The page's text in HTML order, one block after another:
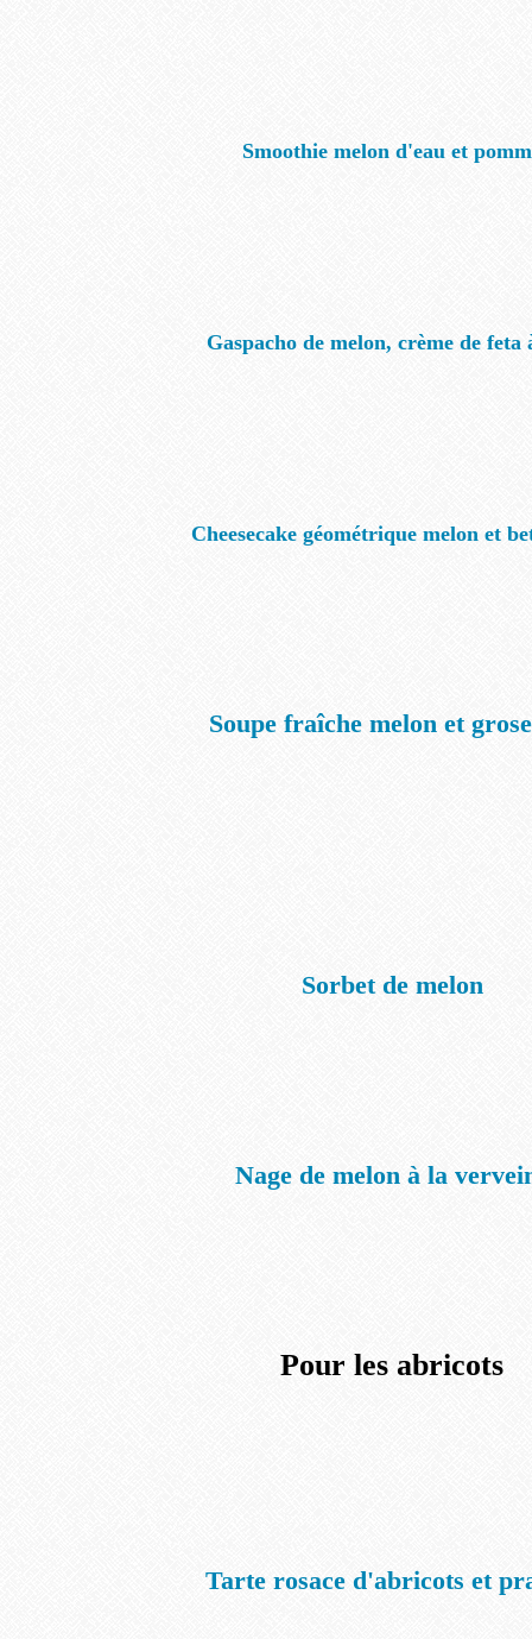
Smoothie melon d'eau et
Gaspacho de melon, crème de feta
Cheesecake géométrique melon et
Soupe fraîche melon et
Sorbet de melon
Nage de melon à la
Pour les abricots
Tarte rosace d'abricots et